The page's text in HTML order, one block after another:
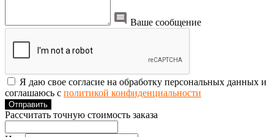
Ваше сообщение
Я даю свое согласие на обработку персональных данных и
соглашаюсь с политикой конфиденциальности
Отправить
Рассчитать точную стоимость заказа